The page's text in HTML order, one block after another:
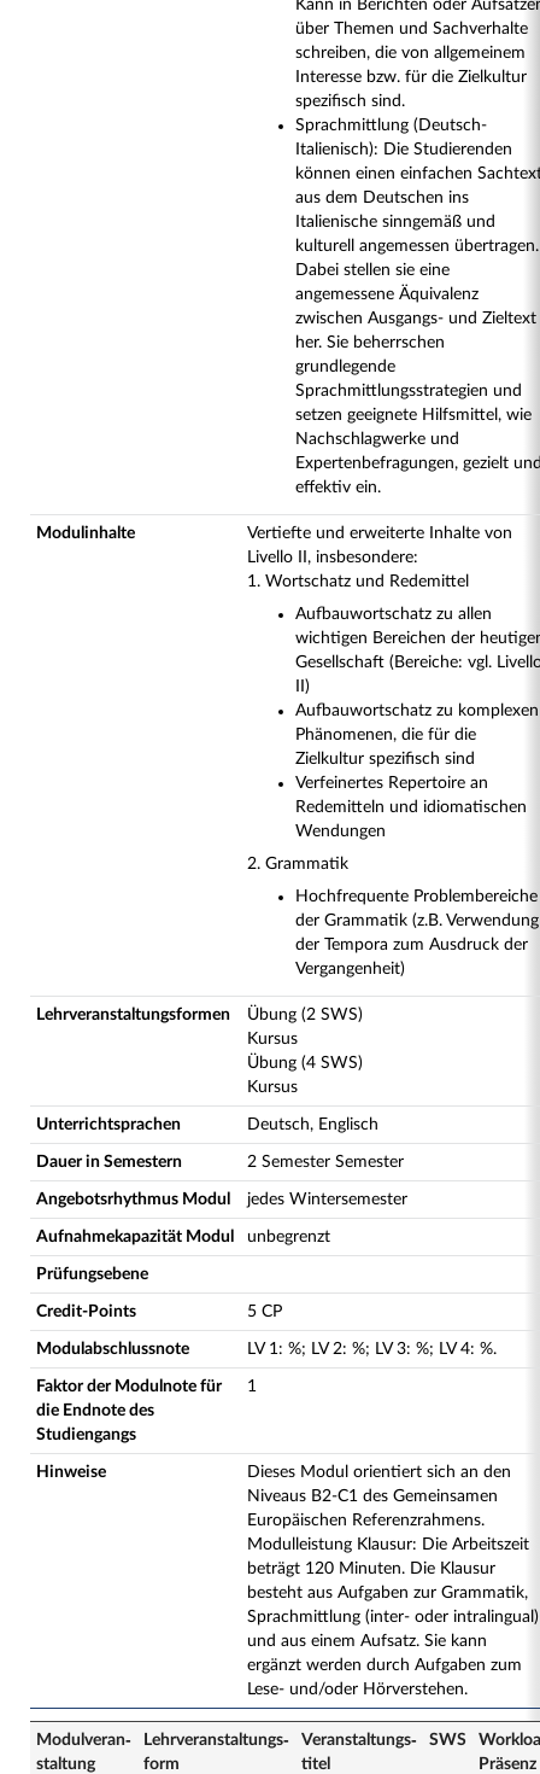
Kann in Berichten oder
über Themen und Sachverhalte
schreiben, die von allgemeinem
Interesse bzw. für die Zielkultur
spezifisch sind.
Sprachmittlung (Deutsch-
Italienisch): Die Studierenden
können einen einfachen
aus dem Deutschen ins
Italienische sinngemäß und
kulturell angemessen übertragen.
Dabei stellen sie eine
angemessene Äquivalenz
zwischen Ausgangs- und Zieltext
her. Sie beherrschen
grundlegende
Sprachmittlungsstrategien und
setzen geeignete Hilfsmittel, wie
Nachschlagwerke und
Expertenbefragungen, gezielt
effektiv ein.
Modulinhalte
Vertiefte und erweiterte Inhalte von
Livello II, insbesondere:
1. Wortschatz und Redemittel
Aufbauwortschatz zu allen
wichtigen Bereichen der
Gesellschaft (Bereiche: vgl.
II)
Aufbauwortschatz zu komplexen
Phänomenen, die für die
Zielkultur spezifisch sind
Verfeinertes Repertoire an
Redemitteln und idiomatischen
Wendungen
2. Grammatik
Hochfrequente Problembereiche
der Grammatik (z.B. Verwendung
der Tempora zum Ausdruck der
Vergangenheit)
Lehrveranstaltungsformen
Übung (2 SWS)
Kursus
Übung (4 SWS)
Kursus
Unterrichtsprachen Deutsch, Englisch
Dauer in Semestern 2 Semester Semester
Angebotsrhythmus Modul jedes Wintersemester
Aufnahmekapazität Modul unbegrenzt
Prüfungsebene
Credit-Points 5 CP
Modulabschlussnote LV 1: %; LV 2: %; LV 3: %; LV 4: %.
Faktor der Modulnote für
die Endnote des
Studiengangs
1
Hinweise
Dieses Modul orientiert sich an den
Niveaus B2-C1 des Gemeinsamen
Europäischen Referenzrahmens.
Modulleistung Klausur: Die Arbeitszeit
beträgt 120 Minuten. Die Klausur
besteht aus Aufgaben zur Grammatik,
Sprachmittlung (inter- oder intralingual)
und aus einem Aufsatz. Sie kann
ergänzt werden durch Aufgaben zum
Lese- und/oder Hörverstehen.
Modulveran­
staltung
Lehrveranstaltungs­
form
Veranstaltungs­
titel
SWS
Präsenz